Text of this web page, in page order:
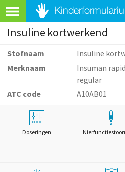
Insuline kortwerkend
Stofnaam
Insuline
Merknaam
Insuman
regular
ATC code
A10AB01
Doseringen